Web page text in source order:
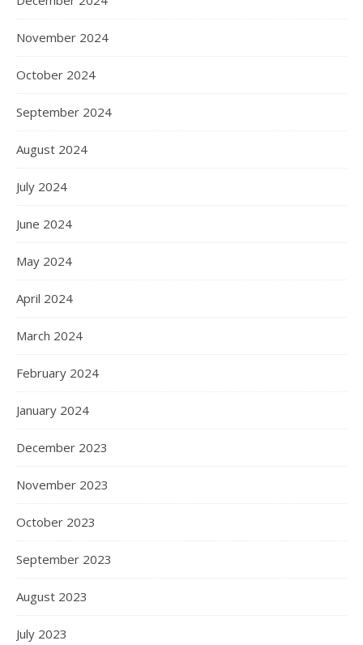
November 2024
October 2024
September 2024
August 2024
July 2024
June 2024
May 2024
April 2024
March 2024
February 2024
January 2024
December 2023
November 2023
October 2023
September 2023
August 2023
July 2023